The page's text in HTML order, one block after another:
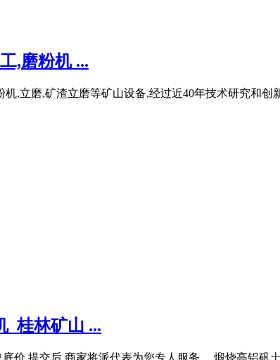
,磨粉机 ...
,立磨,矿渣立磨等矿山设备,经过近40年技术研究和
_桂林矿山 ...
价 提交后,商家将派代表为您专人服务 ... 煅烧高铝矾